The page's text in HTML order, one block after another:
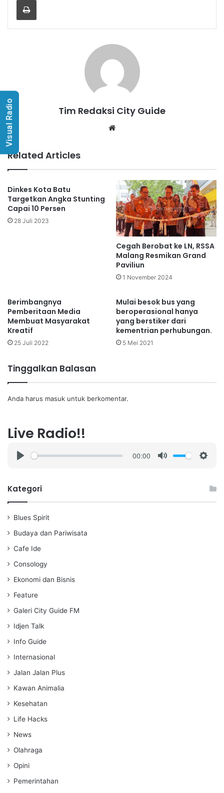
Tim Redaksi City Guide
Related Articles
Dinkes Kota Batu
Targetkan Angka Stunting
Capai 10 Persen
28 Juli 2023
Cegah Berobat ke LN, RSSA
Malang Resmikan Grand
Paviliun
1 November 2024
Berimbangnya
Pemberitaan Media
Membuat Masyarakat
Kreatif
25 Juli 2022
Mulai besok bus yang
beroperasional hanya
yang berstiker dari
kementrian perhubungan.
5 Mei 2021
Tinggalkan Balasan
Anda harus masuk untuk berkomentar.
Live Radio!!
a
00:00
Kategori
Blues Spirit
Budaya dan Pariwisata
Cafe Ide
Consology
Ekonomi dan Bisnis
Feature
Galeri City Guide FM
Idjen Talk
Info Guide
Internasional
Jalan Jalan Plus
Kawan Animalia
Kesehatan
Life Hacks
News
Olahraga
Opini
Pemerintahan
Visual Radio